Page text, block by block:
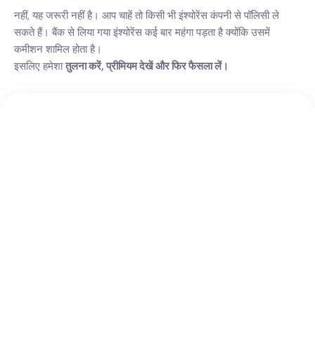
नहीं, यह जरूरी नहीं है। आप चाहें तो किसी भी इंश्योरेंस कंपनी से पॉलिसी ले
सकते हैं। बैंक से लिया गया इंश्योरेंस कई बार महंगा पड़ता है क्योंकि उसमें
कमीशन शामिल होता है।
इसलिए हमेशातुलना करें, प्रीमियम देखें और फिर फैसला लें।